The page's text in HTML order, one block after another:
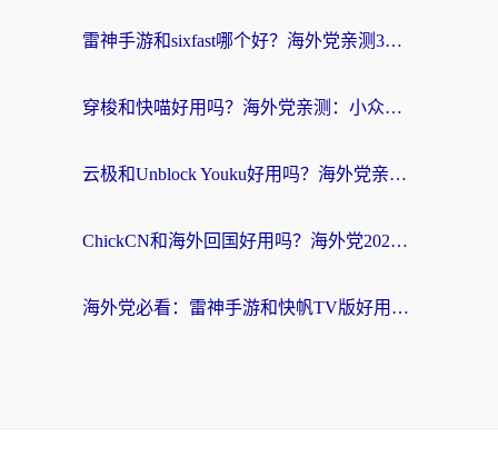
雷神手游和sixfast哪个好？海外党亲测3款回国加速器，教你选对不踩坑
穿梭和快喵好用吗？海外党亲测：小众加速器对比+番茄加速器深度体验
云极和Unblock Youku好用吗？海外党亲测+2026回国加速器避坑指南
ChickCN和海外回国好用吗？海外党2026亲测：从手游到影音，选对加速器的3个关键
海外党必看：雷神手游和快帆TV版好用吗？3步选对回国加速器不踩坑